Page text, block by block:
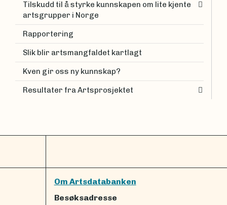
Tilskudd til å styrke kunnskapen om lite kjente
artsgrupper i Norge
Rapportering
Slik blir artsmangfaldet kartlagt
Kven gir oss ny kunnskap?
Resultater fra Artsprosjektet
Om Artsdatabanken
Besøksadresse